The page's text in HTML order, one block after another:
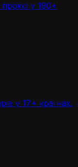
у 190+
у 17+ країнах.